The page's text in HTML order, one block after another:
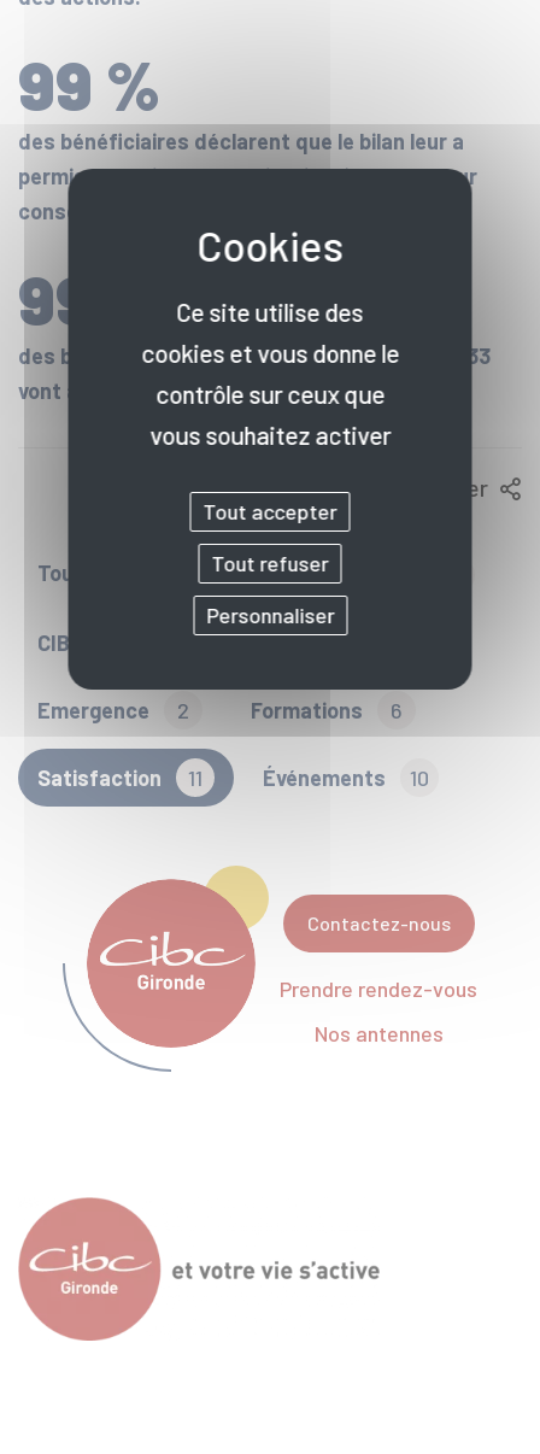
99 %
des bénéficiaires déclarent que le bilan leur a
permis d'atteindre les objectifs fixés avec leur
conseiller en début de bilan.
99,5 %
des bénéficiaires qui s'engagent avec le CIBC 33
vont au bout de leur démarche de bilan.
Partager
Toute l'actu Bilan de compétences
CIBC & vous 6 Activ Projet
Emergence 2 Formations 6
Satisfaction 11 Événements 10
Contactez-nous
Prendre rendez-vous
Nos antennes
Ce site utilise des
cookies et vous donne le
contrôle sur ceux que
vous souhaitez activer
Tout accepter
Tout refuser
Personnaliser